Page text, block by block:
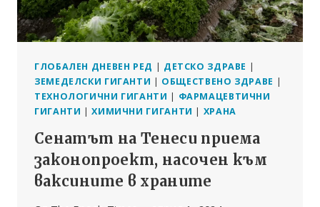
ГЛОБАЛЕН ДНЕВЕН РЕД | ДЕТСКО ЗДРАВЕ |
ЗЕМЕДЕЛСКИ ГИГАНТИ | ОБЩЕСТВЕНО ЗДРАВЕ |
ТЕХНОЛОГИЧНИ ГИГАНТИ | ФАРМАЦЕВТИЧНИ
ГИГАНТИ |ХИМИЧНИ ГИГАНТИ | ХРАНА
Сенатът на Тенеси приема
законопроект, насочен към
ваксините в храните